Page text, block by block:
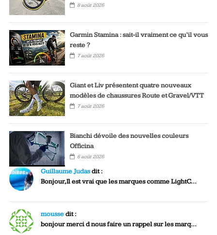
8 août 2026
Garmin Stamina : sait-il vraiment ce qu’il vous
reste ?
7 août 2026
Giant et Liv présentent quatre nouveaux
modèles de chaussures Route et Gravel/VTT
7 août 2026
Bianchi dévoile des nouvelles couleurs
Officina
6 août 2026
Guillaume Judasdit :
Bonjour,Il est vrai que les marques comme LightC...
moussedit :
bonjour merci d nous faire un rappel sur les marq...